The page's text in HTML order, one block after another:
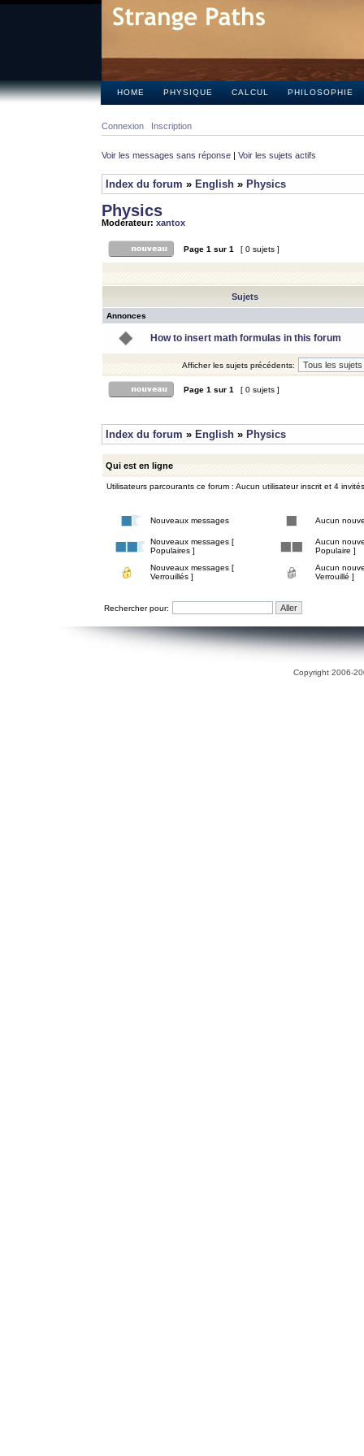
HOME PHYSIQUE CALCUL PHILOSOPHIE
Connexion Inscription
Voir les messages sans réponse | Voir les sujets actifs
Index du forum » English » Physics
Physics
Modérateur: xantox
Page 1 sur 1 [ 0 sujets ]
Sujets
Annonces
How to insert math formulas in this forum
Afficher les sujets précédents:
Page 1 sur 1 [ 0 sujets ]
Index du forum » English » Physics
Qui est en ligne
Utilisateurs parcourants ce forum : Aucun utilisateur inscrit et 4 invités
Nouveaux messages Aucun
Nouveaux messages [
Populaires ]
Aucun
Populaire ]
Nouveaux messages [
Verrouillés ]
Aucun
Verrouillé ]
Rechercher pour:
Copyright 2006-